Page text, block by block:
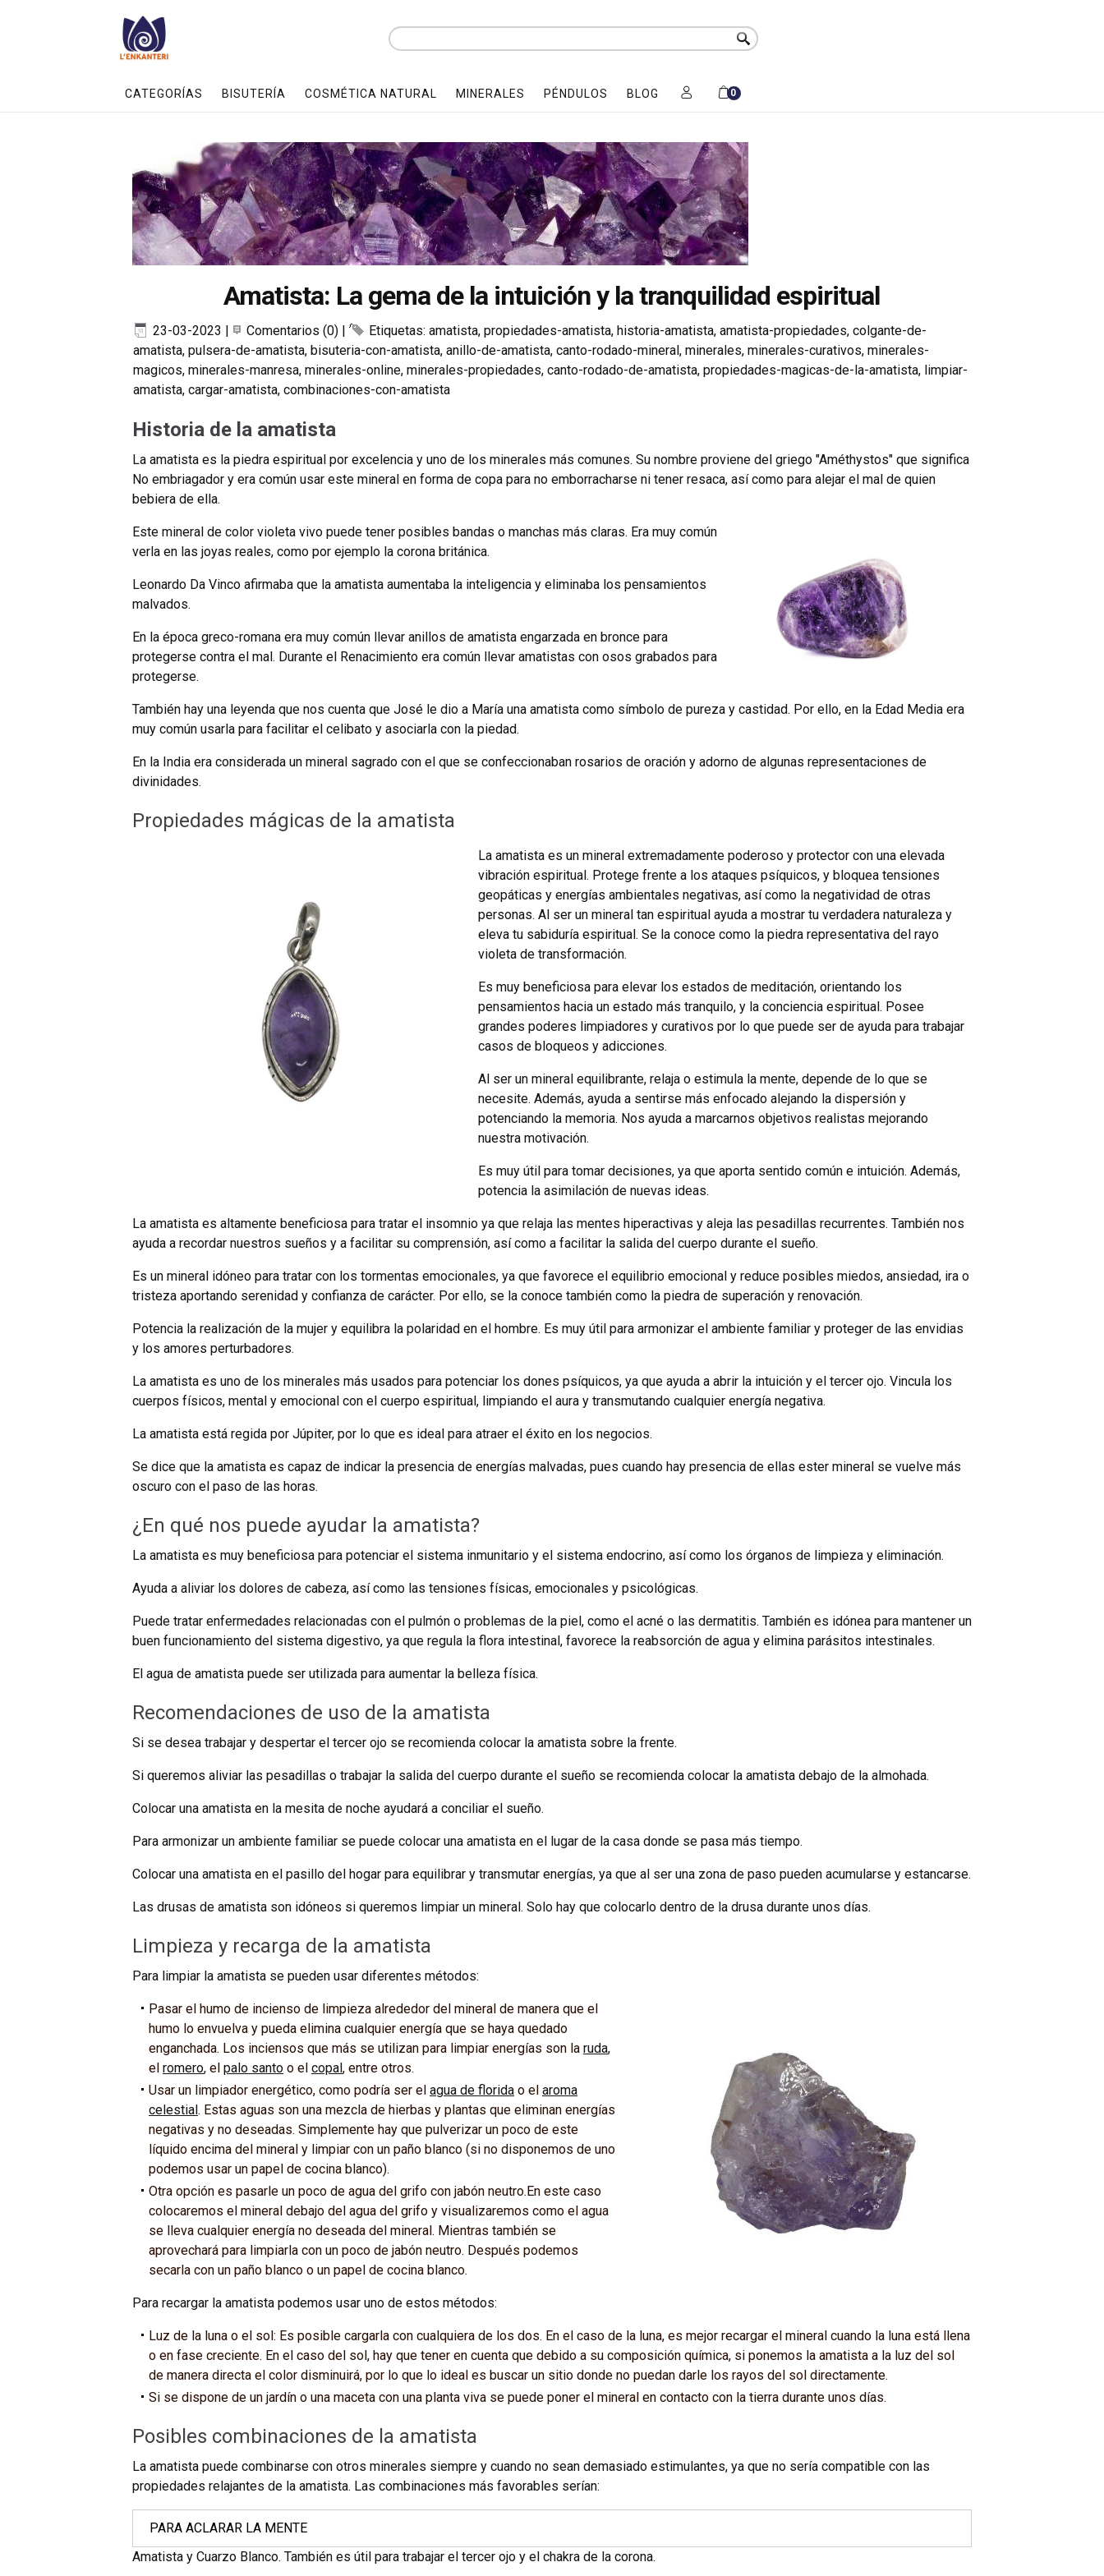
CATEGORÍAS BISUTERÍA COSMÉTICA NATURAL MINERALES PÉNDULOS BLOG 0
Amatista: La gema de la intuición y la tranquilidad espiritual
23-03-2023 | Comentarios (0)| Etiquetas: amatista, propiedades-amatista, historia-amatista, amatista-propiedades, colgante-de-
amatista, pulsera-de-amatista, bisuteria-con-amatista, anillo-de-amatista, canto-rodado-mineral, minerales, minerales-curativos, minerales-
magicos, minerales-manresa, minerales-online, minerales-propiedades, canto-rodado-de-amatista, propiedades-magicas-de-la-amatista, limpiar-
amatista, cargar-amatista, combinaciones-con-amatista
Historia de la amatista
La amatista es la piedra espiritual por excelencia y uno de los minerales más comunes. Su nombre proviene del griego "Améthystos" que significa
No embriagador y era común usar este mineral en forma de copa para no emborracharse ni tener resaca, así como para alejar el mal de quien
bebiera de ella.
Este mineral de color violeta vivo puede tener posibles bandas o manchas más claras. Era muy común
verla en las joyas reales, como por ejemplo la corona británica.
Leonardo Da Vinco afirmaba que la amatista aumentaba la inteligencia y eliminaba los pensamientos
malvados.
En la época greco-romana era muy común llevar anillos de amatista engarzada en bronce para
protegerse contra el mal. Durante el Renacimiento era común llevar amatistas con osos grabados para
protegerse.
También hay una leyenda que nos cuenta que José le dio a María una amatista como símbolo de pureza y castidad. Por ello, en la Edad Media era
muy común usarla para facilitar el celibato y asociarla con la piedad.
En la India era considerada un mineral sagrado con el que se confeccionaban rosarios de oración y adorno de algunas representaciones de
divinidades.
Propiedades mágicas de la amatista
La amatista es un mineral extremadamente poderoso y protector con una elevada
vibración espiritual. Protege frente a los ataques psíquicos, y bloquea tensiones
geopáticas y energías ambientales negativas, así como la negatividad de otras
personas. Al ser un mineral tan espiritual ayuda a mostrar tu verdadera naturaleza y
eleva tu sabiduría espiritual. Se la conoce como la piedra representativa del rayo
violeta de transformación.
Es muy beneficiosa para elevar los estados de meditación, orientando los
pensamientos hacia un estado más tranquilo, y la conciencia espiritual. Posee
grandes poderes limpiadores y curativos por lo que puede ser de ayuda para trabajar
casos de bloqueos y adicciones.
Al ser un mineral equilibrante, relaja o estimula la mente, depende de lo que se
necesite. Además, ayuda a sentirse más enfocado alejando la dispersión y
potenciando la memoria. Nos ayuda a marcarnos objetivos realistas mejorando
nuestra motivación.
Es muy útil para tomar decisiones, ya que aporta sentido común e intuición. Además,
potencia la asimilación de nuevas ideas.
La amatista es altamente beneficiosa para tratar el insomnio ya que relaja las mentes hiperactivas y aleja las pesadillas recurrentes. También nos
ayuda a recordar nuestros sueños y a facilitar su comprensión, así como a facilitar la salida del cuerpo durante el sueño.
Es un mineral idóneo para tratar con los tormentas emocionales, ya que favorece el equilibrio emocional y reduce posibles miedos, ansiedad, ira o
tristeza aportando serenidad y confianza de carácter. Por ello, se la conoce también como la piedra de superación y renovación.
Potencia la realización de la mujer y equilibra la polaridad en el hombre. Es muy útil para armonizar el ambiente familiar y proteger de las envidias
y los amores perturbadores.
La amatista es uno de los minerales más usados para potenciar los dones psíquicos, ya que ayuda a abrir la intuición y el tercer ojo. Vincula los
cuerpos físicos, mental y emocional con el cuerpo espiritual, limpiando el aura y transmutando cualquier energía negativa.
La amatista está regida por Júpiter, por lo que es ideal para atraer el éxito en los negocios.
Se dice que la amatista es capaz de indicar la presencia de energías malvadas, pues cuando hay presencia de ellas ester mineral se vuelve más
oscuro con el paso de las horas.
¿En qué nos puede ayudar la amatista?
La amatista es muy beneficiosa para potenciar el sistema inmunitario y el sistema endocrino, así como los órganos de limpieza y eliminación.
Ayuda a aliviar los dolores de cabeza, así como las tensiones físicas, emocionales y psicológicas.
Puede tratar enfermedades relacionadas con el pulmón o problemas de la piel, como el acné o las dermatitis. También es idónea para mantener un
buen funcionamiento del sistema digestivo, ya que regula la flora intestinal, favorece la reabsorción de agua y elimina parásitos intestinales.
El agua de amatista puede ser utilizada para aumentar la belleza física.
Recomendaciones de uso de la amatista
Si se desea trabajar y despertar el tercer ojo se recomienda colocar la amatista sobre la frente.
Si queremos aliviar las pesadillas o trabajar la salida del cuerpo durante el sueño se recomienda colocar la amatista debajo de la almohada.
Colocar una amatista en la mesita de noche ayudará a conciliar el sueño.
Para armonizar un ambiente familiar se puede colocar una amatista en el lugar de la casa donde se pasa más tiempo.
Colocar una amatista en el pasillo del hogar para equilibrar y transmutar energías, ya que al ser una zona de paso pueden acumularse y estancarse.
Las drusas de amatista son idóneos si queremos limpiar un mineral. Solo hay que colocarlo dentro de la drusa durante unos días.
Limpieza y recarga de la amatista
Para limpiar la amatista se pueden usar diferentes métodos:
Pasar el humo de incienso de limpieza alrededor del mineral de manera que el
humo lo envuelva y pueda elimina cualquier energía que se haya quedado
enganchada. Los inciensos que más se utilizan para limpiar energías son la ruda,
el romero, el palo santoo el copal, entre otros.
Usar un limpiador energético, como podría ser el agua de floridao el aroma
celestial. Estas aguas son una mezcla de hierbas y plantas que eliminan energías
negativas y no deseadas. Simplemente hay que pulverizar un poco de este
líquido encima del mineral y limpiar con un paño blanco (si no disponemos de uno
podemos usar un papel de cocina blanco).
Otra opción es pasarle un poco de agua del grifo con jabón neutro.En este caso
colocaremos el mineral debajo del agua del grifo y visualizaremos como el agua
se lleva cualquier energía no deseada del mineral. Mientras también se
aprovechará para limpiarla con un poco de jabón neutro. Después podemos
secarla con un paño blanco o un papel de cocina blanco.
Para recargar la amatista podemos usar uno de estos métodos:
Luz de la luna o el sol: Es posible cargarla con cualquiera de los dos. En el caso de la luna, es mejor recargar el mineral cuando la luna está llena
o en fase creciente. En el caso del sol, hay que tener en cuenta que debido a su composición química, si ponemos la amatista a la luz del sol
de manera directa el color disminuirá, por lo que lo ideal es buscar un sitio donde no puedan darle los rayos del sol directamente.
Si se dispone de un jardín o una maceta con una planta viva se puede poner el mineral en contacto con la tierra durante unos días.
Posibles combinaciones de la amatista
La amatista puede combinarse con otros minerales siempre y cuando no sean demasiado estimulantes, ya que no sería compatible con las
propiedades relajantes de la amatista. Las combinaciones más favorables serían:
PARA ACLARAR LA MENTE
Amatista y Cuarzo Blanco. También es útil para trabajar el tercer ojo y el chakra de la corona.